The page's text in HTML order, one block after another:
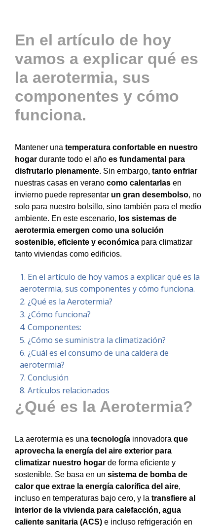
Contacto
ACCESO
En el artículo de hoy
vamos a explicar qué es
la aerotermia, sus
componentes y cómo
funciona.
Mantener una temperatura confortable en nuestro
hogar durante todo el año es fundamental para
disfrutarlo plenamente. Sin embargo, tanto enfriar
nuestras casas en verano como calentarlas en
invierno puede representar un gran desembolso, no
solo para nuestro bolsillo, sino también para el medio
ambiente. En este escenario, los sistemas de
aerotermia emergen como una solución
sostenible, eficiente y económica para climatizar
tanto viviendas como edificios.
En el artículo de hoy vamos a explicar qué es la
aerotermia, sus componentes y cómo funciona.
¿Qué es la Aerotermia?
¿Cómo funciona?
Componentes:
¿Cómo se suministra la climatización?
¿Cuál es el consumo de una caldera de
aerotermia?
Conclusión
Artículos relacionados
¿Qué es la Aerotermia?
La aerotermia es una tecnología innovadora que
aprovecha la energía del aire exterior para
climatizar nuestro hogar de forma eficiente y
sostenible. Se basa en un sistema de bomba de
calor que extrae la energía calorífica del aire,
incluso en temperaturas bajo cero, y la transfiere al
interior de la vivienda para calefacción, agua
caliente sanitaria (ACS) e incluso refrigeración en